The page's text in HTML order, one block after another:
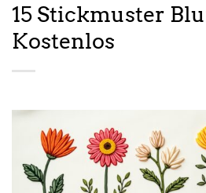
15 Stickmuster
Kostenlos